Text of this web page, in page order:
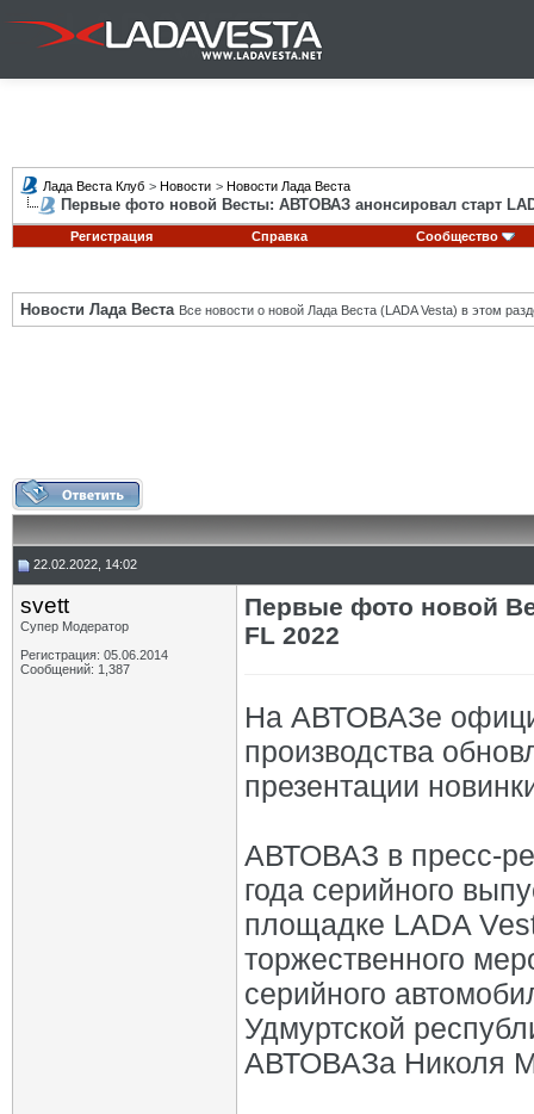
Лада Веста Клуб > Новости > Новости Лада Веста
Первые фото новой Весты: АВТОВАЗ анонсировал старт
Регистрация Справка Сообщество
Новости Лада Веста Все новости о новой Лада Веста (LADA Vesta) в этом
22.02.2022, 14:02
svett
Супер Модератор
Регистрация: 05.06.2014
Сообщений: 1,387
Первые фото новой
FL 2022
На АВТОВАЗе
производства
презентации
АВТОВАЗ в пресс-
года серийного
площадке LADA
торжественного
серийного
Удмуртской
АВТОВАЗа Николя